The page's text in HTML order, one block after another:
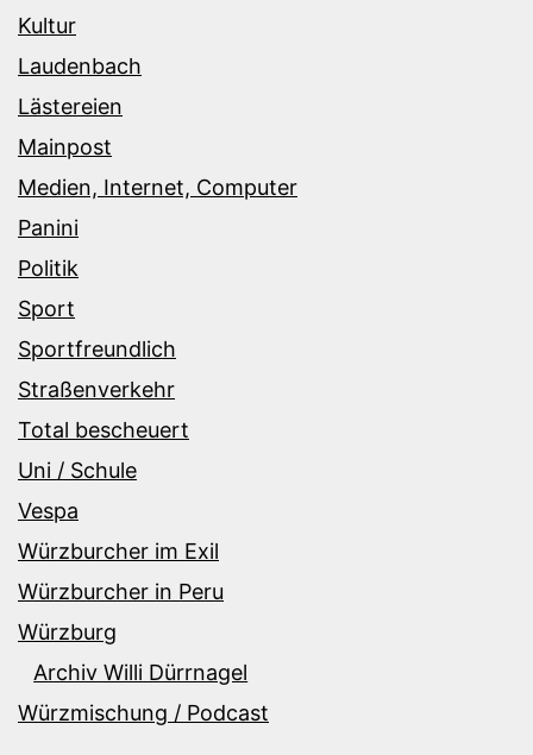
Kultur
Laudenbach
Lästereien
Mainpost
Medien, Internet, Computer
Panini
Politik
Sport
Sportfreundlich
Straßenverkehr
Total bescheuert
Uni / Schule
Vespa
Würzburcher im Exil
Würzburcher in Peru
Würzburg
Archiv Willi Dürrnagel
Würzmischung / Podcast